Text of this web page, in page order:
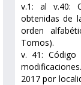
v.1: al v.40:
obtenidas de
orden
Tomos).
v. 41: Código
2017 por